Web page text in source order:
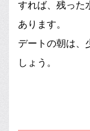
すれば、残った
あります。
デートの朝は、
しょう。